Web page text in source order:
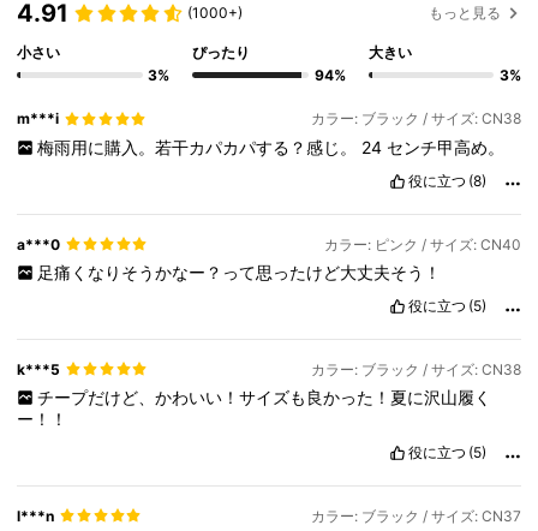
4.91 (1000+) もっと見る
小さい
3%
ぴったり
94%
大きい
3%
m***i カラー: ブラック / サイズ: CN38
梅雨用に購入。若干カパカパする？感じ。 24 センチ甲高め。
役に立つ (8)
a***0 カラー: ピンク / サイズ: CN40
足痛くなりそうかなー？って思ったけど大丈夫そう！
役に立つ (5)
k***5 カラー: ブラック / サイズ: CN38
チープだけど、かわいい！サイズも良かった！夏に沢山履く
ー！！
役に立つ (5)
l***n カラー: ブラック / サイズ: CN37